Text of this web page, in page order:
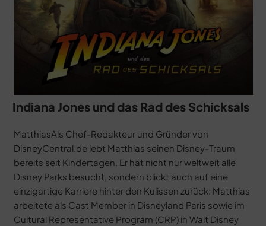
Indiana Jones und das Rad des Schicksals
MatthiasAls Chef-Redakteur und Gründer von
DisneyCentral.de lebt Matthias seinen Disney-Traum
bereits seit Kindertagen. Er hat nicht nur weltweit alle
Disney Parks besucht, sondern blickt auch auf eine
einzigartige Karriere hinter den Kulissen zurück: Matthias
arbeitete als Cast Member in Disneyland Paris sowie im
Cultural Representative Program (CRP) in Walt Disney